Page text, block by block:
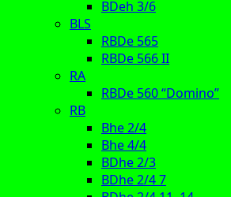
BDeh 3/6
BLS
RBDe 565
RBDe 566 II
RA
RBDe 560 “Domino”
RB
Bhe 2/4
Bhe 4/4
BDhe 2/3
BDhe 2/4 7